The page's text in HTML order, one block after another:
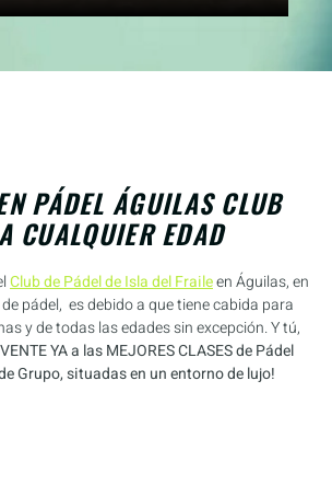
PÁDEL ÁGUILAS CLUB
CUALQUIER EDAD
Club de Pádel de Isla del Fraileen Águilas, en
pádel, es debido a que tiene cabida para
y de todas las edades sin excepción. Y tú,
VENTE YA a las MEJORES CLASES de Pádel
Grupo, situadas en un entorno de lujo!